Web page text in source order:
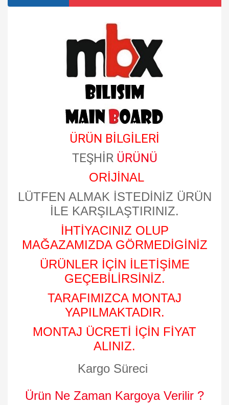
ÜRÜN BİLGİLERİ
TEŞHİR ÜRÜNÜ
ORİJİNAL
LÜTFEN ALMAK İSTEDİNİZ ÜRÜN
İLE KARŞILAŞTIRINIZ.
İHTİYACINIZ OLUP
MAĞAZAMIZDA GÖRMEDİGİNİZ
ÜRÜNLER İÇİN İLETİŞİME
GEÇEBİLİRSİNİZ.
TARAFIMIZCA MONTAJ
YAPILMAKTADIR.
MONTAJ ÜCRETİ İÇİN FİYAT
ALINIZ.
Kargo Süreci
Ürün Ne Zaman Kargoya Verilir ?